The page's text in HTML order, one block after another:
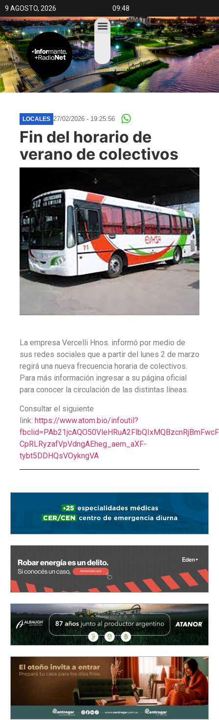
9 AGOSTO, 2026 09:48
LOCALES 27/02/2026 - 19:25:56
Fin del horario de
verano de colectivos
La empresa Vercelli Hnos. informó por medio de
sus redes sociales que a partir del lunes 2 de marzo
regirá una nueva frecuencia horaria de colectivos.
Para más información ingresar a su página oficial
para conocer la circulación de las distintas líneas.
Consultar el siguiente
link: https://www.atom.bio/infoutil?
CpRLRyzafVpVdngAEheg_aem_aXF-
tybt5DDHQsVOykngVA